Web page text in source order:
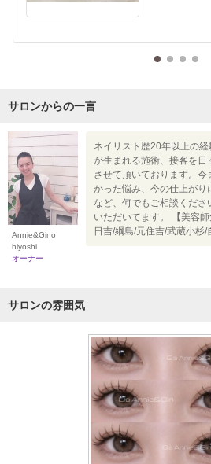
サロンからの一言
Annie&Gino
hiyoshi
オーナー
ネイリスト歴20年以上の
が生まれる施術、接客を日
させて頂いております。
かった悩み、今の仕上が
など、何でもご相談くだ
いただいてます。 【美容
日吉/綱島/元住吉/武蔵小杉/
サロンの雰囲気